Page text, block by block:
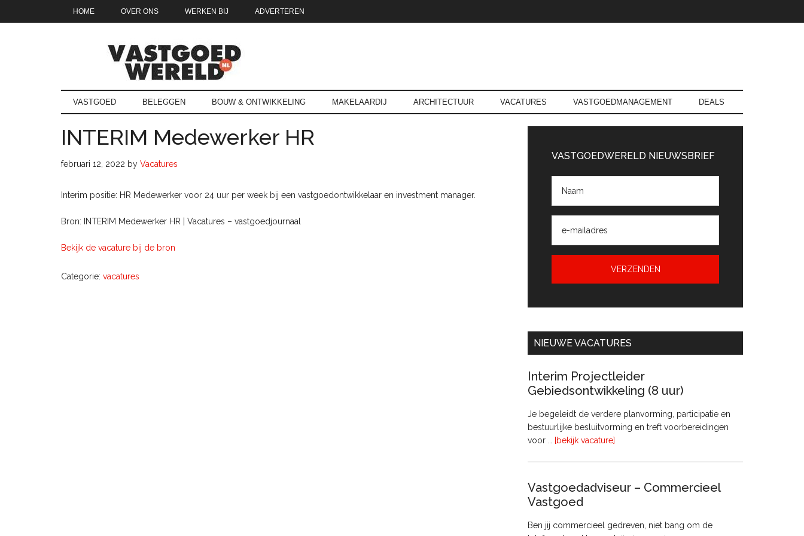
HOME OVER ONS WERKEN BIJ ADVERTEREN
Vastgoedwereld.nl
vastgoedwereld.nl
VASTGOED BELEGGEN BOUW & ONTWIKKELING MAKELAARDIJ ARCHITECTUUR VACATURES VASTGOEDMANAGEMENT DEALS
INTERIM Medewerker HR
februari 12, 2022 by Vacatures
Interim positie: HR Medewerker voor 24 uur per week bij een vastgoedontwikkelaar en investment manager.
Bron: INTERIM Medewerker HR | Vacatures – vastgoedjournaal
Bekijk de vacature bij de bron
Categorie: vacatures
Sidebar
VASTGOEDWERELD NIEUWSBRIEF
NIEUWE VACATURES
Interim Projectleider
Gebiedsontwikkeling (8 uur)
Je begeleidt de verdere planvorming, participatie en
bestuurlijke besluitvorming en treft voorbereidingen
voor …
[bekijk vacature]
uur)
Vastgoedadviseur – Commercieel
Vastgoed
Ben jij commercieel gedreven, niet bang om de